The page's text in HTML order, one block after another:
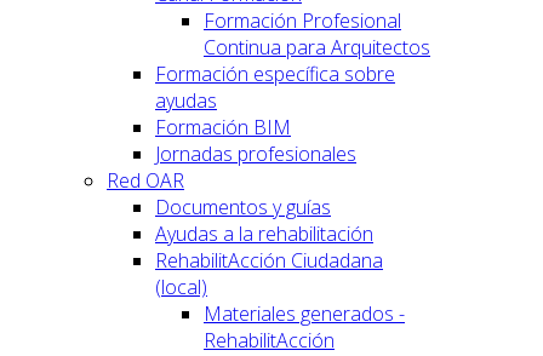
Formación Profesional
Continua para Arquitectos
Formación específica sobre
ayudas
Formación BIM
Jornadas profesionales
Red OAR
Documentos y guías
Ayudas a la rehabilitación
RehabilitAcción Ciudadana
(local)
Materiales generados -
RehabilitAcción